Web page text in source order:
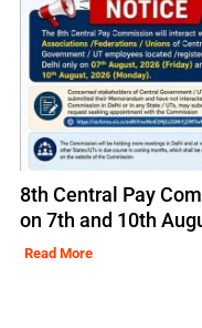
8th Central Pay
on 7th and 10th
Read More